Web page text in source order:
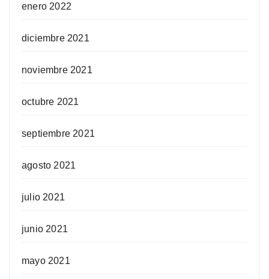
enero 2022
diciembre 2021
noviembre 2021
octubre 2021
septiembre 2021
agosto 2021
julio 2021
junio 2021
mayo 2021